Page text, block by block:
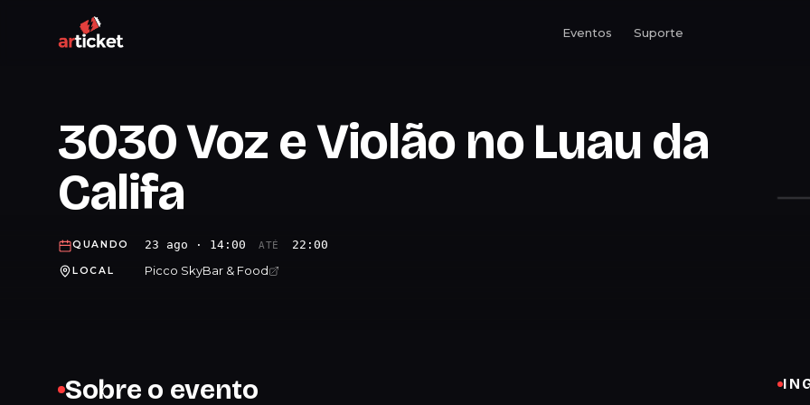
Eventos Suporte
3030 Voz e Violão no Luau da
Califa
QUANDO 23 ago · 14:00 ATÉ 22:00
LOCAL Picco SkyBar & Food
Sobre o evento